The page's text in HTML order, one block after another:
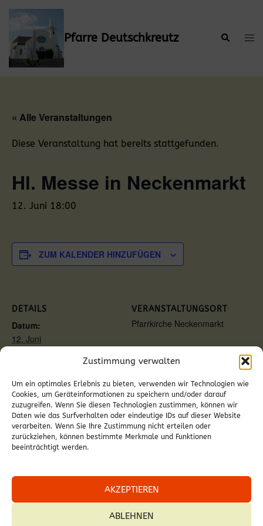
Zustimmung verwalten
Um ein optimales Erlebnis zu bieten, verwenden wir Technologien wie
Cookies, um Geräteinformationen zu speichern und/oder darauf
zuzugreifen. Wenn Sie diesen Technologien zustimmen, können wir
Daten wie das Surfverhalten oder eindeutige IDs auf dieser Website
verarbeiten. Wenn Sie Ihre Zustimmung nicht erteilen oder
zurückziehen, können bestimmte Merkmale und Funktionen
beeinträchtigt werden.
AKZEPTIEREN
ABLEHNEN
springen
Pfarre Deutschkreutz Suche
« Alle Veranstaltungen
Diese Veranstaltung hat bereits stattgefunden.
Hl. Messe in Neckenmarkt
12. Juni 18:00
ZUM KALENDER HINZUFÜGEN
DETAILS
Datum:
12. Juni
Veranstaltungskategorie:
Gottesdienst
VERANSTALTUNGSORT
Pfarrkirche Neckenmarkt
Lisa
Zizak